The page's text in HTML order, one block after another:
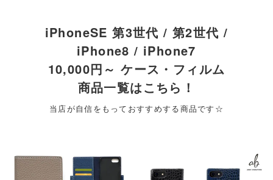
iPhoneSE 第3世代 / 第2世代 /
iPhone8 / iPhone7
10,000円～ ケース・フィルム
商品一覧はこちら！
当店が自信をもっておすすめする商品です☆